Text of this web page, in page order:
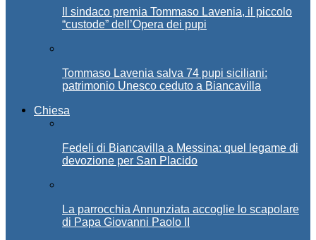
Il sindaco premia Tommaso Lavenia, il piccolo
“custode” dell’Opera dei pupi
Tommaso Lavenia salva 74 pupi siciliani:
patrimonio Unesco ceduto a Biancavilla
Chiesa
Fedeli di Biancavilla a Messina: quel legame di
devozione per San Placido
La parrocchia Annunziata accoglie lo scapolare
di Papa Giovanni Paolo II